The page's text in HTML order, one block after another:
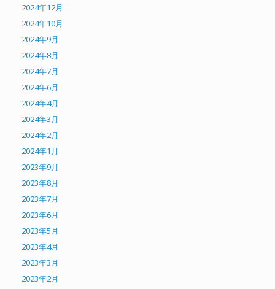
2024年12月
2024年10月
2024年9月
2024年8月
2024年7月
2024年6月
2024年4月
2024年3月
2024年2月
2024年1月
2023年9月
2023年8月
2023年7月
2023年6月
2023年5月
2023年4月
2023年3月
2023年2月